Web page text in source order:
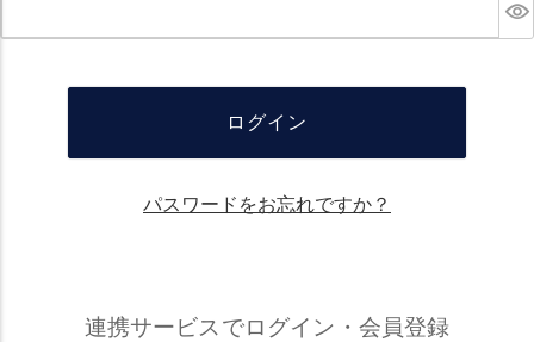
須
ログイン
パスワードをお忘れですか？
連携サービスでログイン・会員登録